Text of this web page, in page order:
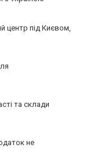
центр під Києвом,
та склади
не